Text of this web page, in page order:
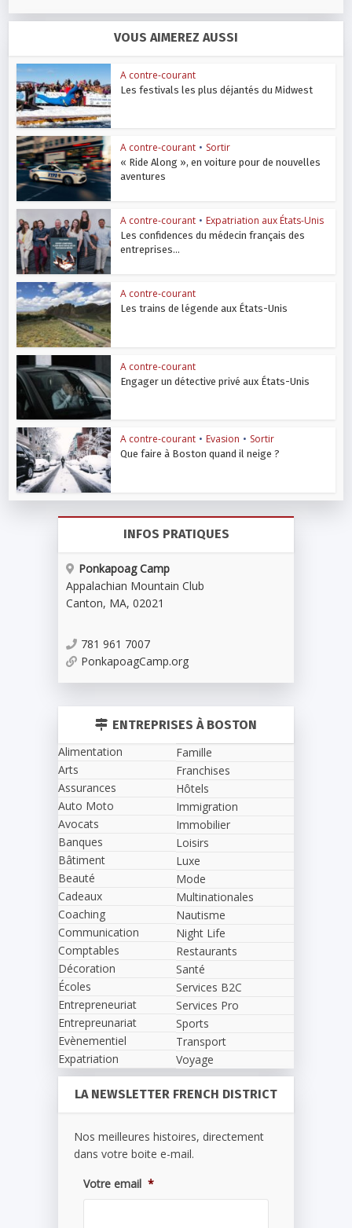
VOUS AIMEREZ AUSSI
A contre-courant
Les festivals les plus déjantés du Midwest
A contre-courant • Sortir
« Ride Along », en voiture pour de nouvelles
aventures
A contre-courant • Expatriation aux États-Unis
Les confidences du médecin français des
entreprises...
A contre-courant
Les trains de légende aux États-Unis
A contre-courant
Engager un détective privé aux États-Unis
A contre-courant • Evasion • Sortir
Que faire à Boston quand il neige ?
INFOS PRATIQUES
Ponkapoag Camp
Appalachian Mountain Club
Canton, MA, 02021
781 961 7007
PonkapoagCamp.org
ENTREPRISES À BOSTON
Alimentation
Arts
Assurances
Auto Moto
Avocats
Banques
Bâtiment
Beauté
Cadeaux
Coaching
Communication
Comptables
Décoration
Écoles
Entrepreneuriat
Entrepreunariat
Evènementiel
Expatriation
Famille
Franchises
Hôtels
Immigration
Immobilier
Loisirs
Luxe
Mode
Multinationales
Nautisme
Night Life
Restaurants
Santé
Services B2C
Services Pro
Sports
Transport
Voyage
LA NEWSLETTER FRENCH DISTRICT
Nos meilleures histoires, directement
dans votre boite e-mail.
Votre email *